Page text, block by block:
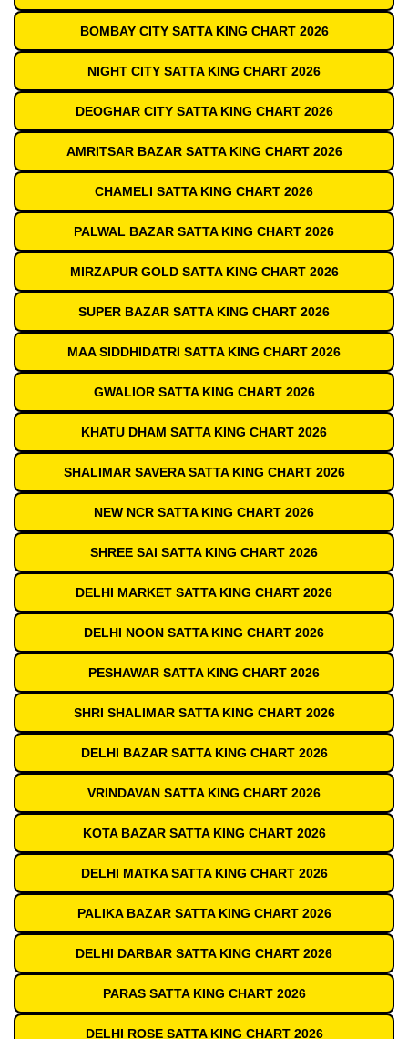
BOMBAY CITY SATTA KING CHART 2026
NIGHT CITY SATTA KING CHART 2026
DEOGHAR CITY SATTA KING CHART 2026
AMRITSAR BAZAR SATTA KING CHART 2026
CHAMELI SATTA KING CHART 2026
PALWAL BAZAR SATTA KING CHART 2026
MIRZAPUR GOLD SATTA KING CHART 2026
SUPER BAZAR SATTA KING CHART 2026
MAA SIDDHIDATRI SATTA KING CHART 2026
GWALIOR SATTA KING CHART 2026
KHATU DHAM SATTA KING CHART 2026
SHALIMAR SAVERA SATTA KING CHART 2026
NEW NCR SATTA KING CHART 2026
SHREE SAI SATTA KING CHART 2026
DELHI MARKET SATTA KING CHART 2026
DELHI NOON SATTA KING CHART 2026
PESHAWAR SATTA KING CHART 2026
SHRI SHALIMAR SATTA KING CHART 2026
DELHI BAZAR SATTA KING CHART 2026
VRINDAVAN SATTA KING CHART 2026
KOTA BAZAR SATTA KING CHART 2026
DELHI MATKA SATTA KING CHART 2026
PALIKA BAZAR SATTA KING CHART 2026
DELHI DARBAR SATTA KING CHART 2026
PARAS SATTA KING CHART 2026
DELHI ROSE SATTA KING CHART 2026